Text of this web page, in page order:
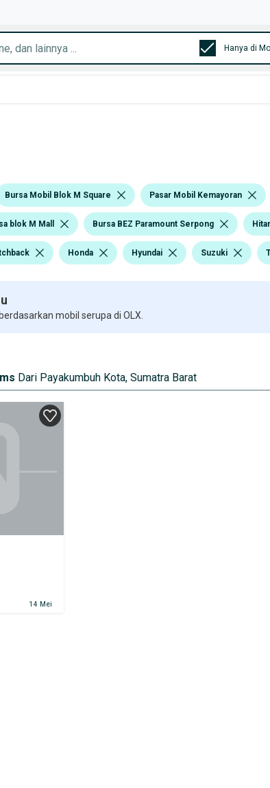
Hanya di
Bursa Mobil Blok M Square Pasar Mobil Kemayoran
blok M Mall Bursa BEZ Paramount Serpong
Honda Hyundai Suzuki
mobil serupa di OLX.
Dari Payakumbuh Kota, Sumatra Barat
14 Mei